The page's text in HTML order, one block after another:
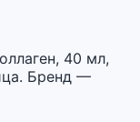
40 мл,
Бренд —